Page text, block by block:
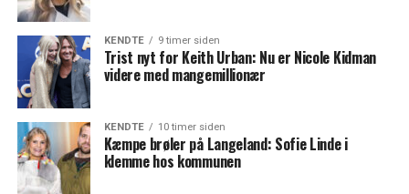
KENDTE 9 timer siden
Trist nyt for Keith Urban: Nu er Nicole Kidman
videre med mangemillionær
KENDTE 10 timer siden
Kæmpe brøler på Langeland: Sofie Linde i
klemme hos kommunen